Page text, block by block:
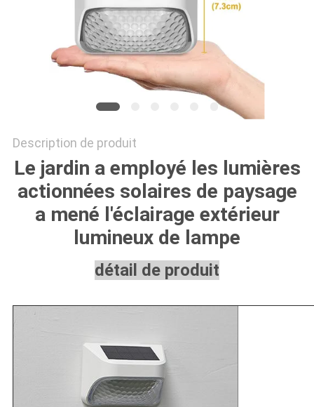
POLITIQUE
DE
CONFIDENTIALITÉ
Description de produit
Le jardin a employé les lumières
actionnées solaires de paysage
a mené l'éclairage extérieur
lumineux de lampe
détail de produit